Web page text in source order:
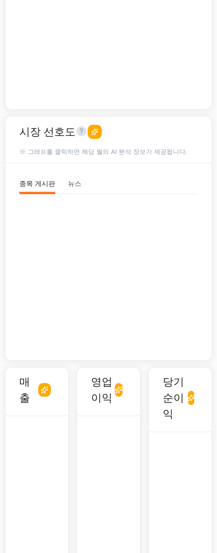
시장 선호도
※ 그래프를 클릭하면 해당 월의 AI 분석 정보가 제공됩니다.
종목 게시판 뉴스
매
출
영업
이익
당기
순이
익